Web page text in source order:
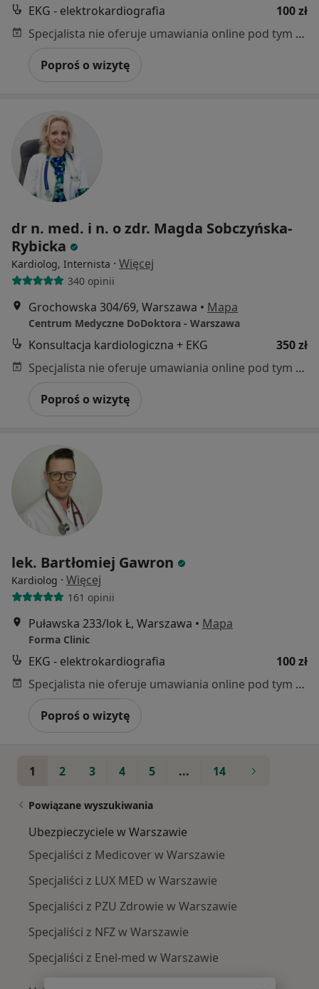
EKG - elektrokardiografia
100 zł
Specjalista nie oferuje umawiania online pod tym adresem.
Poproś o wizytę
dr n. med. i n. o zdr. Magda Sobczyńska-
Rybicka
Kardiolog, Internista · Więcej
340 opinii
Grochowska 304/69, Warszawa • Mapa
Centrum Medyczne DoDoktora - Warszawa
Konsultacja kardiologiczna + EKG
350 zł
Specjalista nie oferuje umawiania online pod tym adresem.
Poproś o wizytę
lek. Bartłomiej Gawron
Kardiolog · Więcej
161 opinii
Puławska 233/lok Ł, Warszawa • Mapa
Forma Clinic
EKG - elektrokardiografia
100 zł
Specjalista nie oferuje umawiania online pod tym adresem.
Poproś o wizytę
1 2 3 4 5 ... 14
Powiązane wyszukiwania
Ubezpieczyciele w Warszawie
Specjaliści z Medicover w Warszawie
Specjaliści z LUX MED w Warszawie
Specjaliści z PZU Zdrowie w Warszawie
Specjaliści z NFZ w Warszawie
Specjaliści z Enel-med w Warszawie